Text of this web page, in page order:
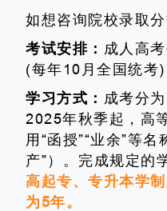
如想咨询院校录取
考试安排： 成人高
(每年10月全国统
学习方式： 成考分
2025年秋季起，高
用“函授”“业余”等
产”）。完成规定的
高起专、专升本学
为5年。